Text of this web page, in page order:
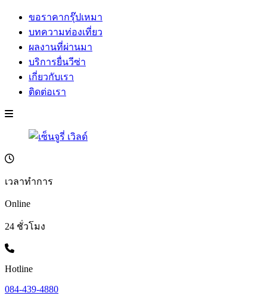
ขอราคากรุ๊ปเหมา
บทความท่องเที่ยว
ผลงานที่ผ่านมา
บริการยื่นวีซ่า
เกี่ยวกับเรา
ติดต่อเรา
เวลาทำการ
Online
24 ชั่วโมง
Hotline
084-439-4880